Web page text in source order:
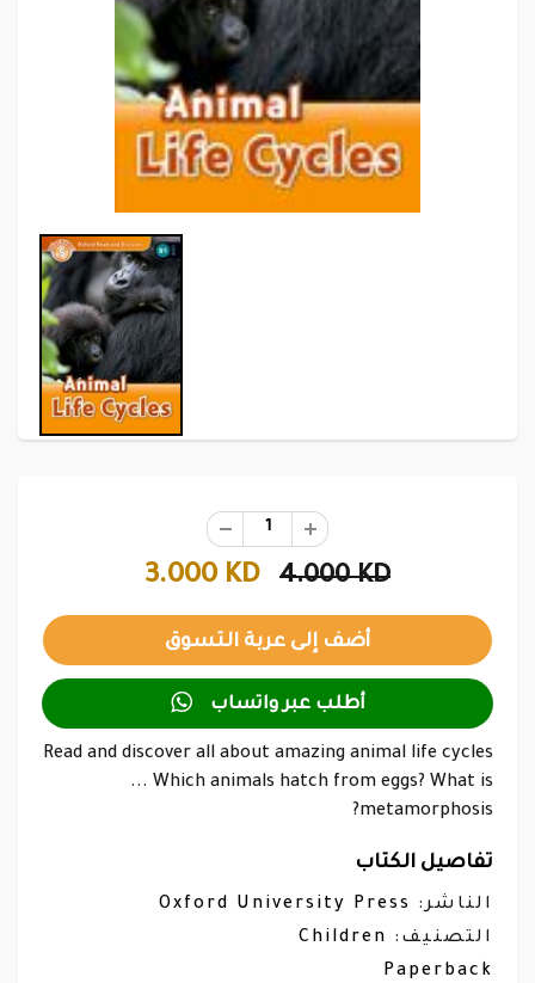
3.000 KD 4.000 KD
 أطلب عبر واتساب
Read and discover all about amazing animal life cycles
... Which animals hatch from eggs? What is
metamorphosis?
تفاصيل الكتاب
الناشر:
Oxford University Press
التصنيف: Children
Paperback